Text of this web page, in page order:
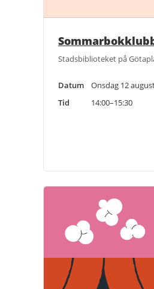
Stadsbiblioteket på
Datum
Onsdag 12
Tid
14:00–15:30